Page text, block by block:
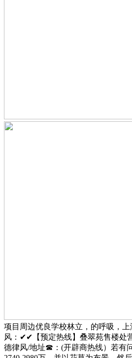
项目周边优良学校林立，的呼吸，
风：✔✔【预定热线】叠翠苑售楼处
德律风/地址☎：(开辟商热线）若有